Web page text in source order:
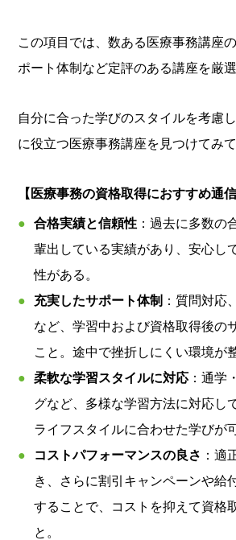
この項目では、数ある医療事務講座
ポート体制など定評のある講座を厳
自分に合った学びのスタイルを考慮
に役立つ医療事務講座を見つけてみて
【医療事務の資格取得におすすめ通
合格実績と信頼性 ：過去に多数の
輩出している実績があり、安心し
性がある。
充実したサポート体制 ：質問対応
など、学習中および資格取得後の
こと。途中で挫折しにくい環境が
柔軟な学習スタイルに対応 ：通学
グなど、多様な学習方法に対応し
ライフスタイルに合わせた学びが
コストパフォーマンスの良さ ：適
き、さらに割引キャンペーンや給
することで、コストを抑えて資格
と。